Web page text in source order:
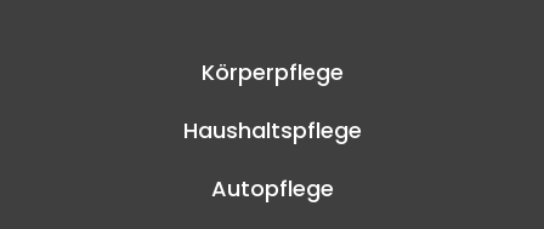
Körperpflege
Haushaltspflege
Autopflege